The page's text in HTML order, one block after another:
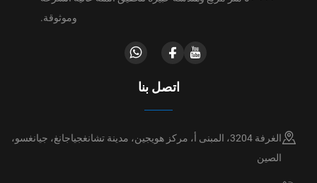
وموثوقة.
اتصل بنا
الغرفة 3204، المبنى أ، مركز هويجين، مدينة تشانغجياجانغ، جيانغسو،
الصين